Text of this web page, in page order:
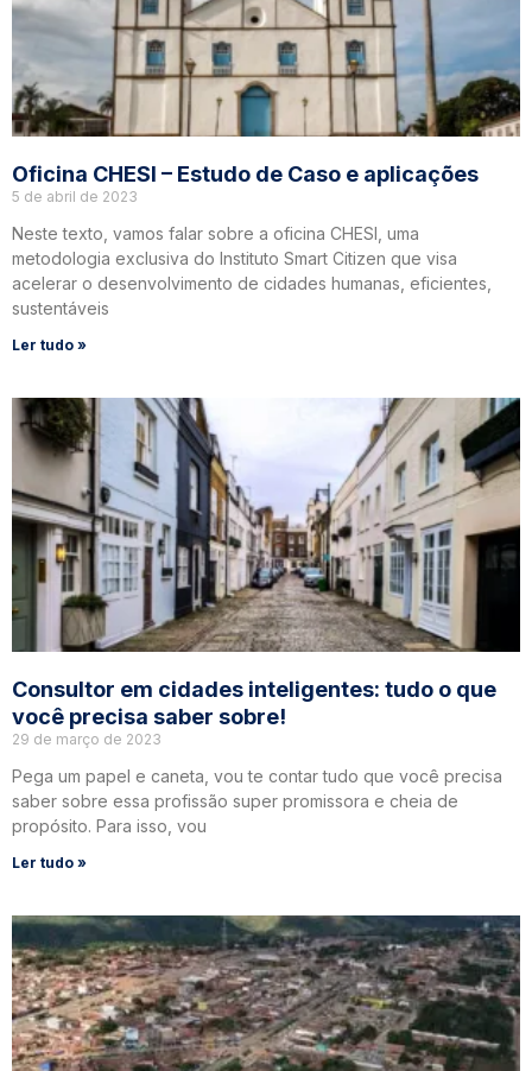
Oficina CHESI – Estudo de Caso e aplicações
5 de abril de 2023
Neste texto, vamos falar sobre a oficina CHESI, uma
metodologia exclusiva do Instituto Smart Citizen que visa
acelerar o desenvolvimento de cidades humanas, eficientes,
sustentáveis
Ler tudo »
Consultor em cidades inteligentes: tudo o que
você precisa saber sobre!
29 de março de 2023
Pega um papel e caneta, vou te contar tudo que você precisa
saber sobre essa profissão super promissora e cheia de
propósito. Para isso, vou
Ler tudo »